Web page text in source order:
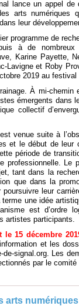
lance un appel de
arts numériques
leur
programme de
à de nombreux
Karine Payette,
Lavigne et Roby
2019 au festival
À mi-
émergents dans
collectif
venue suite à
et le début de leur
période de
professionnelle. Le
tant dans la
que dans la
leur
une idée
est d’ordre
artistes participants.
le 15 décembre
et les
signal.org. Les
par le
arts